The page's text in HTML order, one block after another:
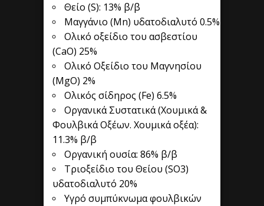
Θείο (S): 13% β/β
Μαγγάνιο (Mn) υδατοδιαλυτό 0.5%
Ολικό οξείδιο του ασβεστίου
(CaO) 25%
Ολικό Οξείδιο του Μαγνησίου
(MgO) 2%
Ολικός σίδηρος (Fe) 6.5%
Οργανικά Συστατικά (Χουμικά &
Φουλβικά Οξέων. Χουμικά οξέα):
11.3% β/β
Οργανική ουσία: 86% β/β
Τριοξείδιο του Θείου (SO3)
υδατοδιαλυτό 20%
Υγρό συμπύκνωμα φουλβικών